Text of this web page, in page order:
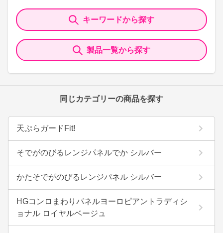
キーワードから探す
製品一覧から探す
同じカテゴリーの商品を探す
天ぷらガードFit!
そでがのびるレンジパネルでか シルバー
かたそでがのびるレンジパネル シルバー
HGコンロまわりパネルヨーロピアントラディシ
ョナル ロイヤルベージュ